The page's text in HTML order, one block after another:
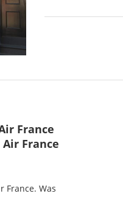
France
France
France. Was